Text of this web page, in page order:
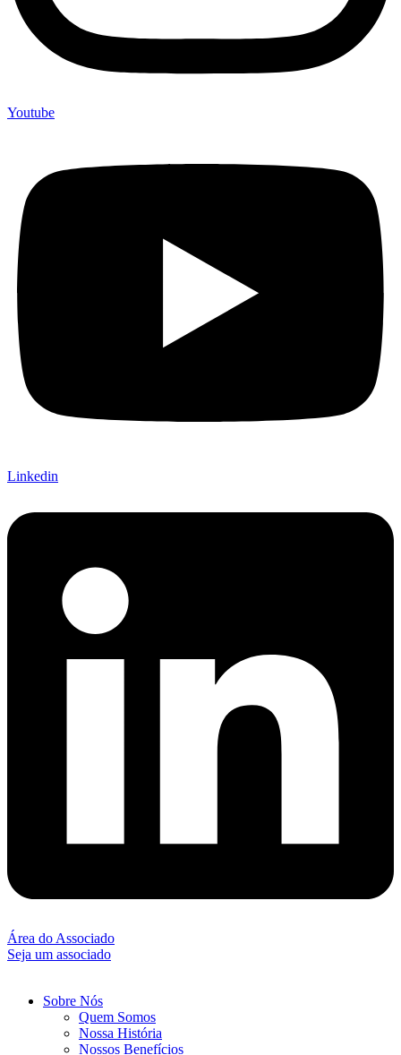
Youtube
Linkedin
Área do Associado
Seja um associado
Sobre Nós
Quem Somos
Nossa História
Nossos Benefícios